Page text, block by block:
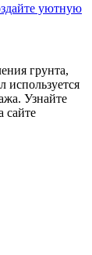
уютную
грунта,
используется
Узнайте
сайте